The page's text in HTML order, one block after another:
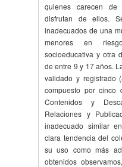
quienes carecen
disfrutan de ellos.
inadecuados de una
menores en
socioeducativa y otra
de entre 9 y 17 años.
validado y registrado
compuesto por cinco
Contenidos y
Relaciones y
inadecuado similar
clara tendencia del
su uso como más
obtenidos